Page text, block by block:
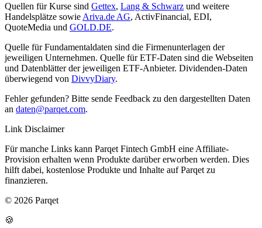
Quellen für Kurse sind Gettex, Lang & Schwarz und weitere
Handelsplätze sowie Ariva.de AG, ActivFinancial, EDI,
QuoteMedia und GOLD.DE.
Quelle für Fundamentaldaten sind die Firmenunterlagen der
jeweiligen Unternehmen. Quelle für ETF-Daten sind die Webseiten
und Datenblätter der jeweiligen ETF-Anbieter. Dividenden-Daten
überwiegend von DivvyDiary.
Fehler gefunden? Bitte sende Feedback zu den dargestellten Daten
an daten@parqet.com.
Link Disclaimer
Für manche Links kann Parqet Fintech GmbH eine Affiliate-
Provision erhalten wenn Produkte darüber erworben werden. Dies
hilft dabei, kostenlose Produkte und Inhalte auf Parqet zu
finanzieren.
© 2026 Parqet
🍪